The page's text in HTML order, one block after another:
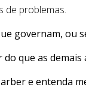
de problemas.
governam, ou
que as
e entenda